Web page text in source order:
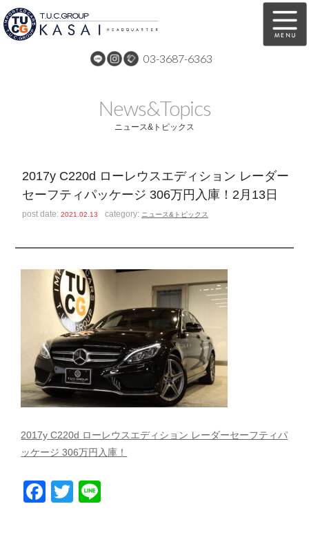
03-3687-6363
全国納車 特別作業
注文販売
スタッフ紹介
お問い合わせ 会社概要
スタッフblog
ホーム T.U.C.GROUP
News&Topics
ニュース&トピックス
2017y C220d ローレウスエディション レーダー
セーフティパッケージ 306万円入庫！2月13日
post date:2021.02.13 category: ニュース&トピックス
2017y C220d ローレウスエディション レーダーセーフティパ
ッケージ 306万円入庫！
Facebook
Twitter